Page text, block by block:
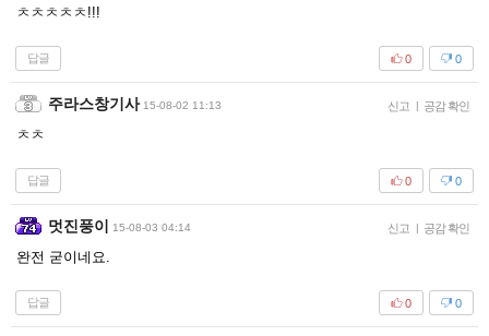
ㅊㅊㅊㅊㅊ!!!
답글 0
0
주라스창기사 15-08-02 11:13 신고 | 공감 확인
ㅊㅊ
답글 0
0
멋진풍이 15-08-03 04:14 신고 | 공감 확인
완전 굳이네요.
답글 0
0